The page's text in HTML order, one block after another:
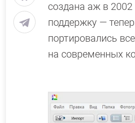
создана аж в 2002
поддержку —
портировались
на современных